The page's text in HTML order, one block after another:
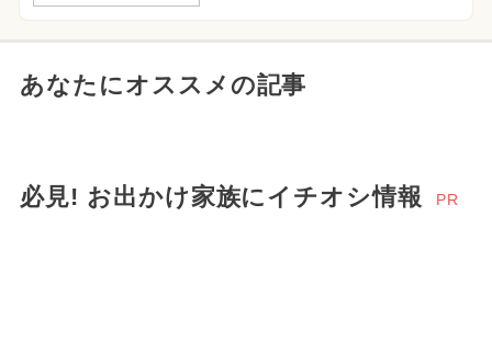
あなたにオススメの記事
必見! お出かけ家族にイチオシ情報 PR